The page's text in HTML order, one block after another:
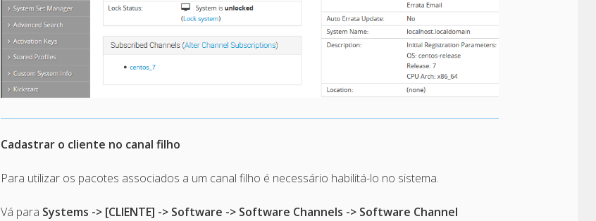
Cadastrar o cliente no canal filho
Para utilizar os pacotes associados a um canal filho é necessário habilitá-lo no sistema.
Vá para Systems -> [CLIENTE] -> Software -> Software Channels -> Software Channel